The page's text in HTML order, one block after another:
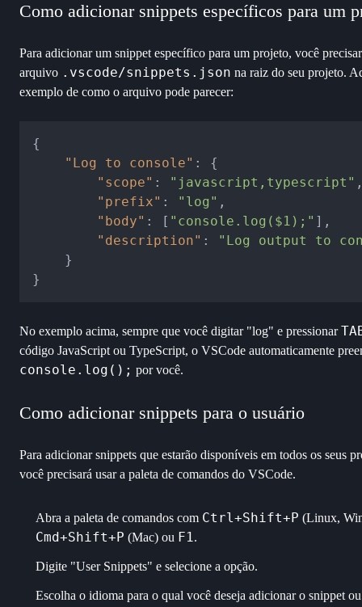
pt
sobre
Como adicionar snippets específicos para um
Para adicionar um snippet específico para um projeto, você
arquivo .vscode/snippets.json na raiz do seu projeto.
exemplo de como o arquivo pode parecer:
{
"Log to console" :
{
"scope" : "javascript,typescript"
"prefix" : "log" ,
"body" : [ "console.log($1);" ] ,
"description" :
"Log output to
}
}
No exemplo acima, sempre que você digitar "log" e pressionar
código JavaScript ou TypeScript, o VSCode automaticamente
console.log(); por você.
Como adicionar snippets para o usuário
Para adicionar snippets que estarão disponíveis em todos os seus
você precisará usar a paleta de comandos do VSCode.
Abra a paleta de comandos com Ctrl+Shift+P (Linux,
Cmd+Shift+P (Mac) ou F1.
Digite "User Snippets" e selecione a opção.
Escolha o idioma para o qual você deseja adicionar o snippet